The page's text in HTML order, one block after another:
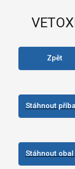
Zpět
Stáhnout
Stáhnout